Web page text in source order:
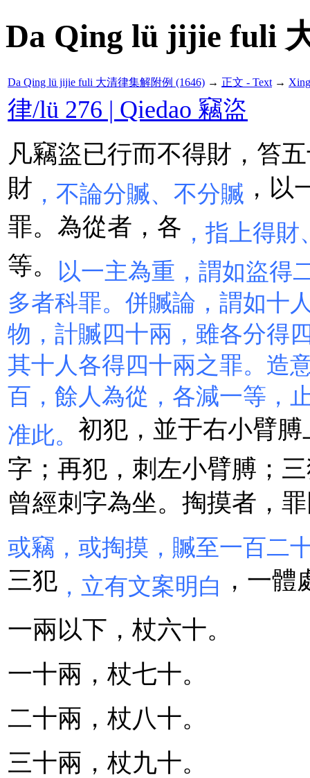
Da Qing lü jijie fuli
Da Qing lü jijie fuli 大清律集解附例 (1646) → 正文 - Text →
律/lü 276 | Qiedao 竊盜
凡竊盜已行而不得財，笞
財 ，不論分贓、不分贓 ，以
罪。為從者，各 ，指上得
等。
以一主為重，謂如盜得
多者科罪。併贓論，謂如十
物，計贓四十兩，雖各分得
其十人各得四十兩之罪。造
百，餘人為從，各減一等，
准此。 初犯，並于右小臂
字；再犯，刺左小臂膊；
曾經刺字為坐。掏摸者，
或竊，或掏摸，贓至一百二
三犯 ，立有文案明白 ，一
一兩以下，杖六十。
一十兩，杖七十。
二十兩，杖八十。
三十兩，杖九十。